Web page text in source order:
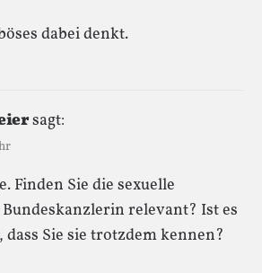
dabei denkt.
sagt:
Finden Sie die sexuelle
relevant? Ist es
Sie sie trotzdem kennen?